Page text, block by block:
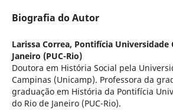
Biografia do Autor
Larissa Correa, Pontifícia Universidade
Janeiro (PUC-Rio)
Doutora em História Social pela
Campinas (Unicamp). Professora da
graduação em História da Pontifícia
do Rio de Janeiro (PUC-Rio).